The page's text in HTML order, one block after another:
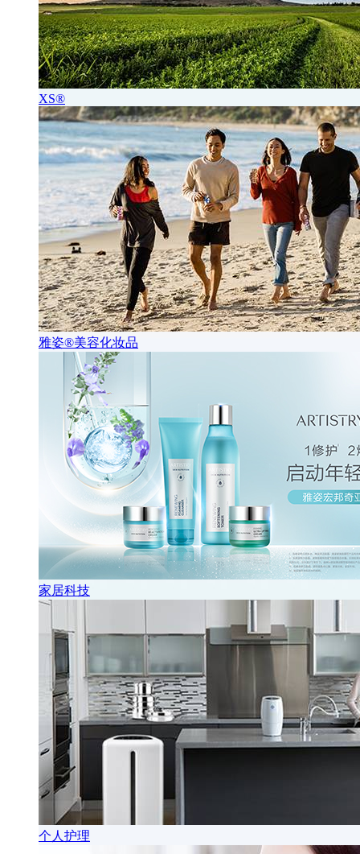
XS®
雅姿®美容化妆品
家居科技
个人护理